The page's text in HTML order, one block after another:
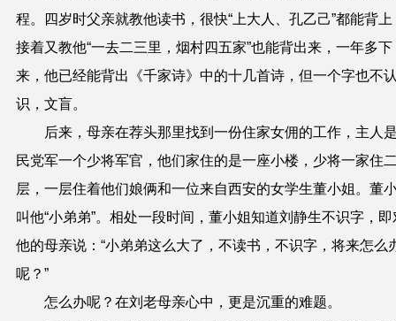
程。
四岁时父亲就教他读书， 很快“上大人、孔乙己”都能背 上
接着又教他“一去二三里，烟村四五家”也能背出来 ， 一年多下
来， 他已经能背出《千家诗》中的十几首诗 ， 但一个字也不
识，文盲。
后来， 母亲在荐头那里找到一份住家女佣的工作 ， 主人
民党军一个少将军官 ， 他们家住的是一座小楼，少将一家住
层，一层住着他们娘俩和一位来自西安的女学生董小姐 。 董
叫他“小弟弟”。 相处一段时间，董小姐知道刘静生不识字 ， 即
他的母亲说 ：“小弟弟这么大了，不读书，不识字，将来怎么
呢 ？ ”
怎么办呢？在刘老母亲心中，更是沉重的难题。